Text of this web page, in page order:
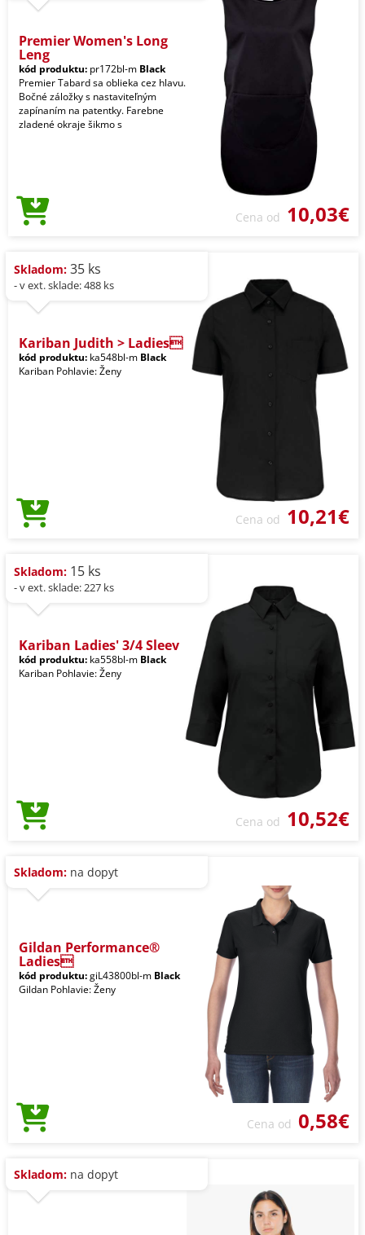
Premier Women's Long
Leng
kód produktu: pr172bl-m Black
Premier Tabard sa oblieka cez hlavu.
Bočné záložky s nastaviteľným
zapínaním na patentky. Farebne
zladené okraje šikmo s
Cena od 10,03€
Skladom: 35 ks
- v ext. sklade: 488 ks
Kariban Judith > Ladies
kód produktu: ka548bl-m Black
Kariban Pohlavie: Ženy
Cena od 10,21€
Skladom: 15 ks
- v ext. sklade: 227 ks
Kariban Ladies' 3/4 Sleev
kód produktu: ka558bl-m Black
Kariban Pohlavie: Ženy
Cena od 10,52€
Skladom: na dopyt
Gildan Performance®
Ladies
kód produktu:giL43800bl-m Black
Gildan Pohlavie: Ženy
Cena od 0,58€
Skladom: na dopyt